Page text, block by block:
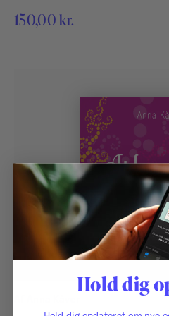
bliver vi mere bevidste om vores
150,00 kr.
Hold dig